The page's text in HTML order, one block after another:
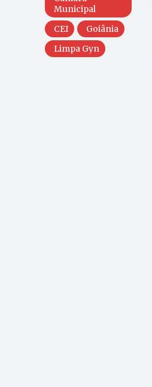
Municipal
CEI
Goiânia
Limpa Gyn